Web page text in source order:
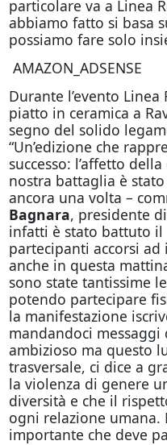
particolare va a Linea
abbiamo fatto si basa
possiamo fare solo
AMAZON_ADSENSE
Durante l’evento
piatto in ceramica a
segno del solido
“Un’edizione che
successo: l’affetto
nostra battaglia è
ancora una volta –
Bagnara, presidente
infatti è stato battuto il
partecipanti accorsi ad
anche in questa
sono state tantissime
potendo partecipare
la manifestazione
mandandoci messaggi
ambizioso ma questo
trasversale, ci dice a
la violenza di genere
diversità e che il
ogni relazione umana.
importante che deve